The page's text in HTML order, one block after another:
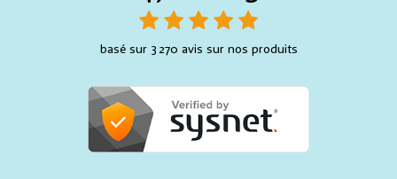
basé sur 3 270 avis sur nos produits